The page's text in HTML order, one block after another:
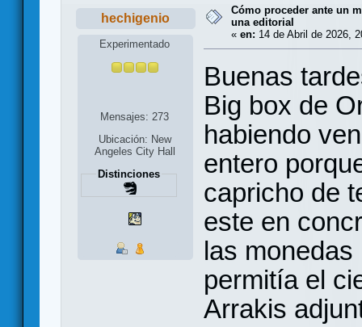
hechigenio
Experimentado
Mensajes: 273
Ubicación: New
Angeles City Hall
Distinciones
Cómo proceder ante un
una editorial
« en: 14 de Abril de 2026,
Buenas
Big box de
habiendo
entero
capricho de
este en
las
permitía el
Arrakis